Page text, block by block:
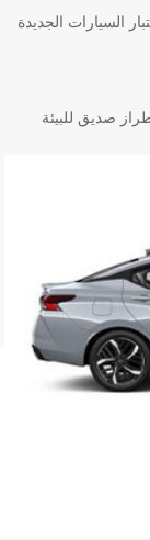
السيارات الجديدة
صديق للبيئة